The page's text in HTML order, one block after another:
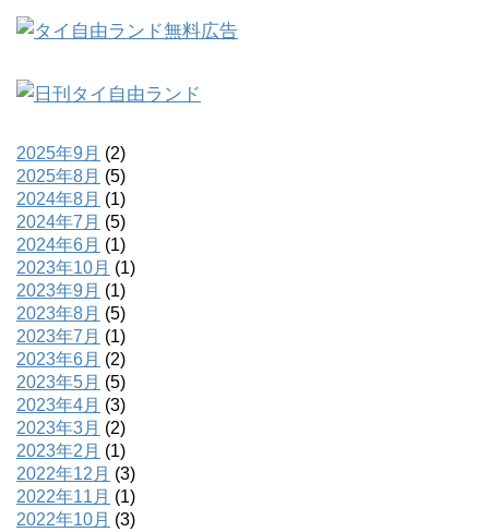
2025年9月 (2)
2025年8月 (5)
2024年8月 (1)
2024年7月 (5)
2024年6月 (1)
2023年10月 (1)
2023年9月 (1)
2023年8月 (5)
2023年7月 (1)
2023年6月 (2)
2023年5月 (5)
2023年4月 (3)
2023年3月 (2)
2023年2月 (1)
2022年12月 (3)
2022年11月 (1)
2022年10月 (3)